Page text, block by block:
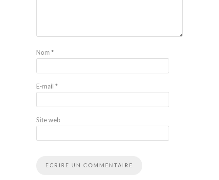
Nom *
E-mail *
Site web